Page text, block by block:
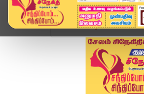
Home வீடியோ ஸ்டோரி